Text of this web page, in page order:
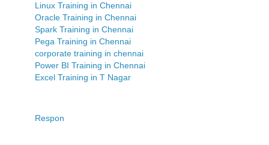
Linux Training in Chennai
Oracle Training in Chennai
Spark Training in Chennai
Pega Training in Chennai
corporate training in chennai
Power BI Training in Chennai
Excel Training in T Nagar
Respon